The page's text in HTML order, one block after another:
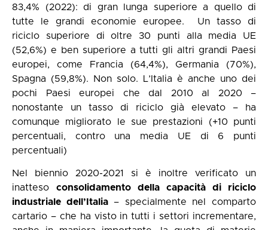
83,4% (2022): di gran lunga superiore a quello di
tutte le grandi economie europee. Un tasso di
riciclo superiore di oltre 30 punti alla media UE
(52,6%) e ben superiore a tutti gli altri grandi Paesi
europei, come Francia (64,4%), Germania (70%),
Spagna (59,8%). Non solo. L’Italia è anche uno dei
pochi Paesi europei che dal 2010 al 2020 –
nonostante un tasso di riciclo già elevato – ha
comunque migliorato le sue prestazioni (+10 punti
percentuali, contro una media UE di 6 punti
percentuali)
Nel biennio 2020-2021 si è inoltre verificato un
inatteso consolidamento della capacità di riciclo
industriale dell’Italia– specialmente nel comparto
cartario – che ha visto in tutti i settori incrementare,